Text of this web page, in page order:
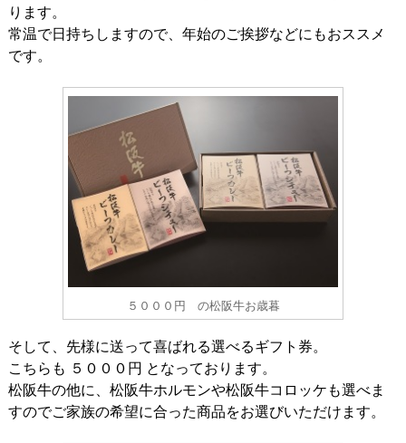
ります。
常温で日持ちしますので、年始のご挨拶などにもおススメ
です。
５０００円 の松阪牛お歳暮
そして、先様に送って喜ばれる選べるギフト券。
こちらも ５０００円 となっております。
松阪牛の他に、松阪牛ホルモンや松阪牛コロッケも選べま
すのでご家族の希望に合った商品をお選びいただけます。